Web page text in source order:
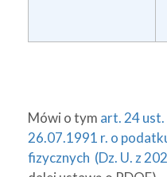
Mówi o tym art. 24
26.07.1991 r. o
fizycznych (Dz. U. z